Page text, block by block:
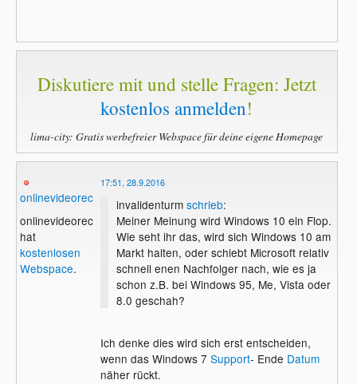
Diskutiere mit und stelle Fragen: Jetzt
kostenlos anmelden!
lima-city: Gratis werbefreier Webspace für deine eigene Homepage
onlinevideorecorder
onlinevideorecorder
hat
kostenlosen
Webspace.
17:51, 28.9.2016
invalidenturm schrieb:
Meiner Meinung wird Windows 10 ein Flop.
Wie seht ihr das, wird sich Windows 10 am
Markt halten, oder schiebt Microsoft relativ
schnell enen Nachfolger nach, wie es ja
schon z.B. bei Windows 95, Me, Vista oder
8.0 geschah?
Ich denke dies wird sich erst entscheiden,
wenn das Windows 7 Support- Ende Datum
näher rückt.